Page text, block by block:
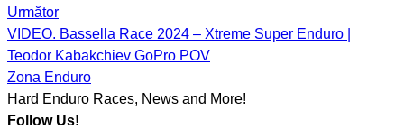
Următor
VIDEO. Bassella Race 2024 – Xtreme Super Enduro |
Teodor Kabakchiev GoPro POV
Zona Enduro
Hard Enduro Races, News and More!
Follow Us!